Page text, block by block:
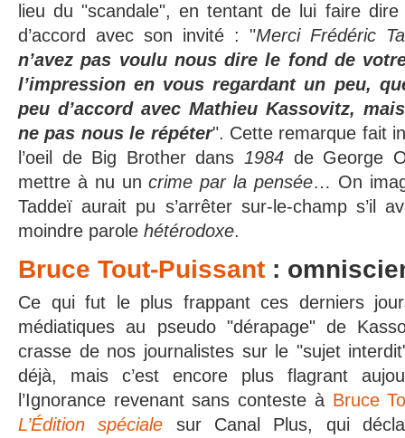
lieu du "scandale", en tentant de lui faire
d’accord avec son invité : "Merci Frédéric
n’avez pas voulu nous dire le fond de
l’impression en vous regardant un peu,
peu d’accord avec Mathieu Kassovitz,
ne pas nous le répéter". Cette remarque fait
l’oeil de Big Brother dans 1984de George
mettre à nu uncrime par la pensée… On
Taddeï aurait pu s’arrêter sur-le-champ s’il
moindre parole hétérodoxe.
Bruce Tout-Puissant :
Ce qui fut le plus frappant ces derniers
médiatiques au pseudo "dérapage" de
crasse de nos journalistes sur le "sujet
déjà, mais c’est encore plus flagrant
l’Ignorance revenant sans conteste à Bruce
L’Édition spéciale sur Canal Plus, qui